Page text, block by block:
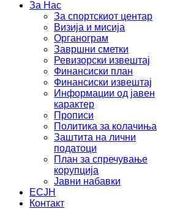
За Нас
За спортскиот центар
Визија и мисија
Органограм
Завршни сметки
Ревизорски извештај
Финансиски план
Финансиски извештај
Информации од јавен
карактер
Прописи
Политика за колачиња
Заштита на лични
податоци
План за спречување
корупција
Јавни набавки
ЕСЈН
Контакт